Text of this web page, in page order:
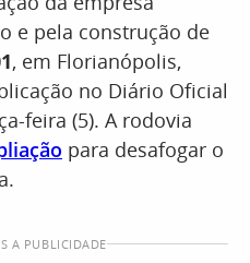
e pela construção de
, em Florianópolis,
no Diário Oficial
feira (5). A rodovia
para desafogar o
A PUBLICIDADE